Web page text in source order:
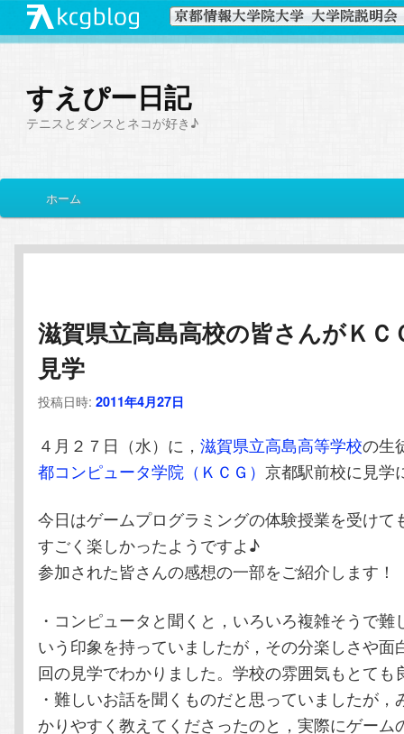
すえぴー日記
テニスとダンスとネコが好き♪
イ
メ
イ
コ
ン
ン
ツ
へ
動
サ
ブ
ン
テ
ツ
へ
移
ホーム
滋賀県立高島高校の皆さんがＫＣ
見学
投稿日時:2011年4月27日
４月２７日（水）に，滋賀県立高島高等学校の生
都コンピュータ学院（ＫＣＧ）京都駅前校に見学
今日はゲームプログラミングの体験授業を受けて
すごく楽しかったようですよ♪
参加された皆さんの感想の一部をご紹介します！
・コンピュータと聞くと，いろいろ複雑そうで難
いう印象を持っていましたが，その分楽しさや面
回の見学でわかりました。学校の雰囲気もとても
・難しいお話を聞くものだと思っていましたが，
かりやすく教えてくださったのと，実際にゲーム